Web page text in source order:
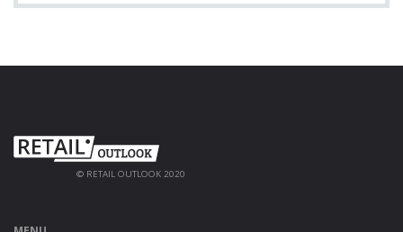
© RETAIL OUTLOOK 2020